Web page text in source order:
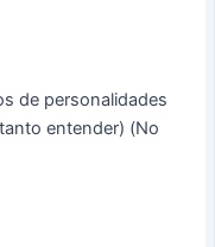
de personalidades
entender) (No